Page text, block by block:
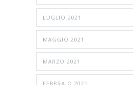
LUGLIO 2021
MAGGIO 2021
MARZO 2021
FEBBRAIO 2021